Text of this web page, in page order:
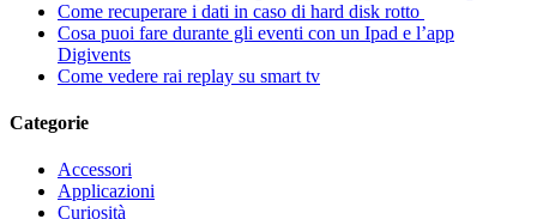
Come recuperare i dati in caso di hard disk rotto
Cosa puoi fare durante gli eventi con un Ipad e l’app
Digivents
Come vedere rai replay su smart tv
Categorie
Accessori
Applicazioni
Curiosità